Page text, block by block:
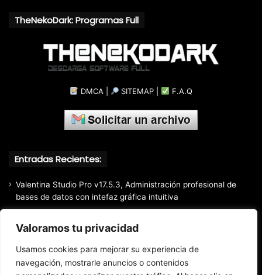
Valoramos tu privacidad
Usamos cookies para mejorar su experiencia de
navegación, mostrarle anuncios o contenidos
TheNekoDark: Programas Full
DMCA SITEMAP F.A.Q
Entradas Recientes:
Valentina Studio Pro v17.5.3, Administración profesional de
bases de datos con intefaz gráfica intuitiva
datos de la manera más fácil y rápida
Mozilla Firefox (2026) v153.0.3, Navegador web libre y de
código abierto​ desarrollado por la Corporación Mozilla